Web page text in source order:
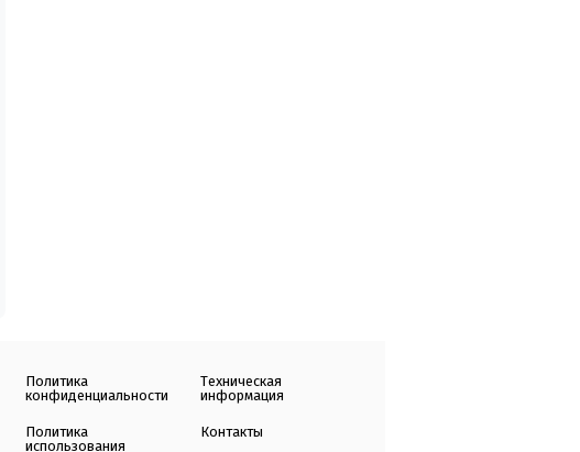
Политика
конфиденциальности
Политика
использования
Техническая
информация
Контакты